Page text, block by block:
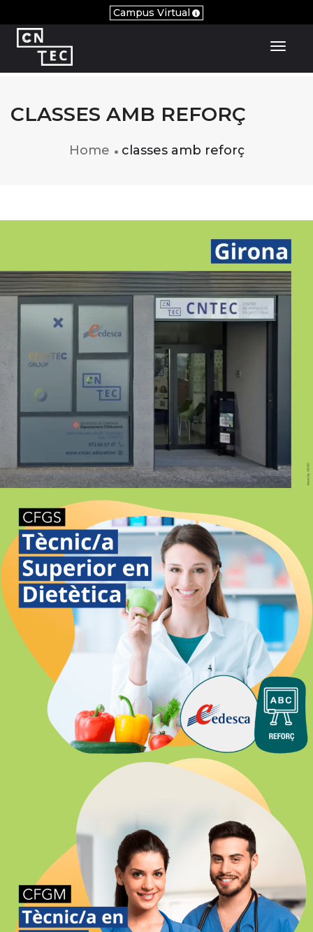
Campus Virtual
CLASSES AMB REFORÇ
Home classes amb reforç
GIRONA PRESENCIAL
DIETÈTICA SEMIPRESENCIAL-
ONLINE GIRONA